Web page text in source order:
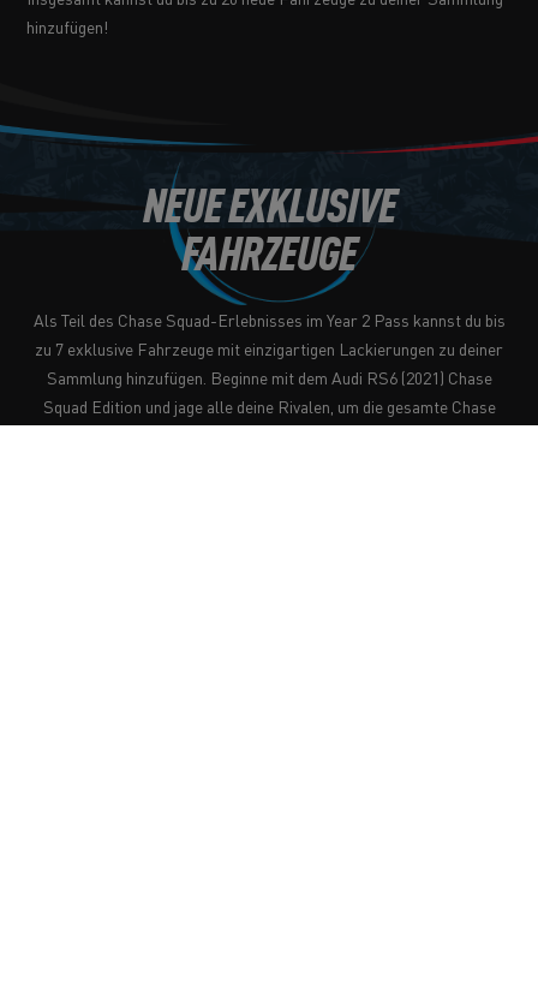
hinzufügen!
NEUE EXKLUSIVE
FAHRZEUGE
Als Teil des Chase Squad-Erlebnisses im Year 2 Pass kannst du bis
zu 7 exklusive Fahrzeuge mit einzigartigen Lackierungen zu deiner
Sammlung hinzufügen. Beginne mit dem Audi RS6 (2021) Chase
Squad Edition und jage alle deine Rivalen, um die gesamte Chase